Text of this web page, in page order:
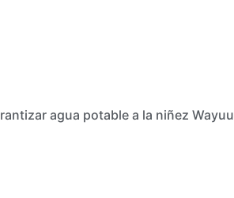
agua potable a la niñez Wayuu